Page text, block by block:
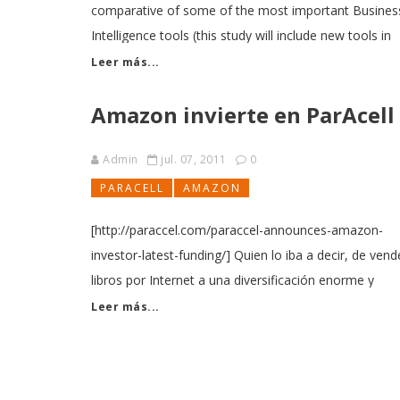
comparative of some of the most important
Intelligence tools (this study will include new tools in
next editions). Has been created by analytics experts
modules and architecture analysis, considering: -
Leer más...
Amazon invierte en ParAcell
Admin jul. 07, 2011
0
PARACELL
AMAZON
[http://paraccel.com/paraccel-announces-amazon-
investor-latest-funding/] Quien lo iba a decir, de
libros por Internet a una diversificación enorme y
'exitosa'. El último movimiento de Amazon es invertir
Leer más...